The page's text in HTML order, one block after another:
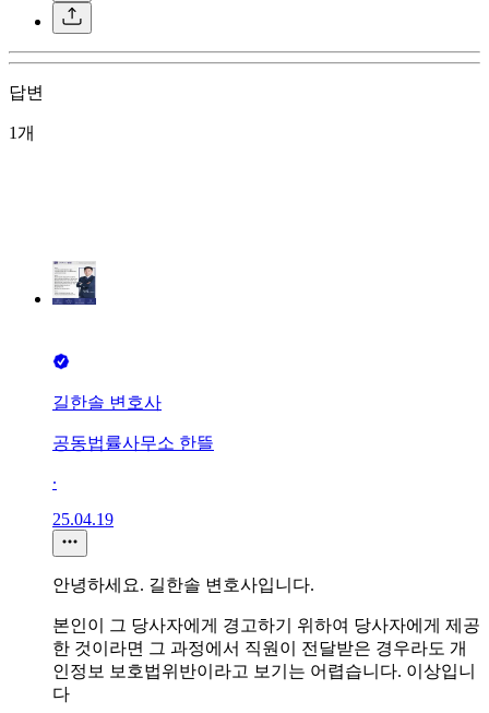
답변
1개
길한솔 변호사
공동법률사무소 한뜰
∙
25.04.19
안녕하세요. 길한솔 변호사입니다.
본인이 그 당사자에게 경고하기 위하여 당사자에게 제공
한 것이라면 그 과정에서 직원이 전달받은 경우라도 개
인정보 보호법위반이라고 보기는 어렵습니다. 이상입니
다